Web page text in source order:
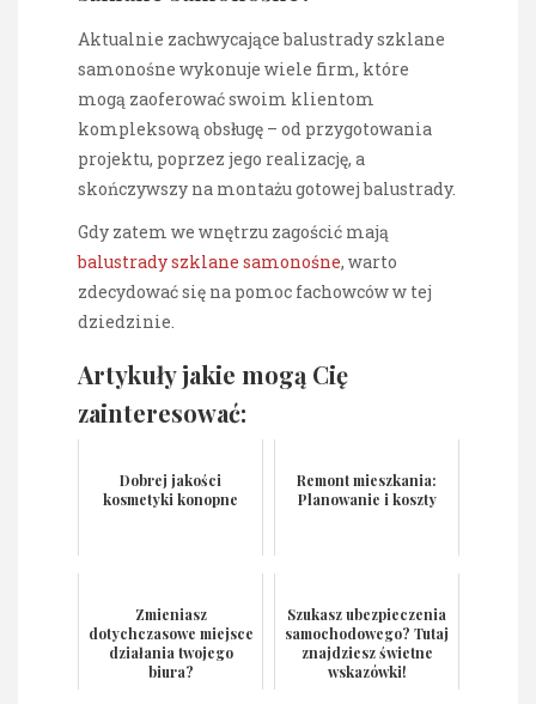
Aktualnie zachwycające balustrady szklane
samonośne wykonuje wiele firm, które
mogą zaoferować swoim klientom
kompleksową obsługę – od przygotowania
projektu, poprzez jego realizację, a
skończywszy na montażu gotowej balustrady.
Gdy zatem we wnętrzu zagościć mają
balustrady szklane samonośne, warto
zdecydować się na pomoc fachowców w tej
dziedzinie.
Artykuły jakie mogą Cię
zainteresować:
Dobrej jakości
kosmetyki konopne
Remont mieszkania:
Planowanie i koszty
Zmieniasz
dotychczasowe miejsce
działania twojego
biura?
Szukasz ubezpieczenia
samochodowego? Tutaj
znajdziesz świetne
wskazówki!